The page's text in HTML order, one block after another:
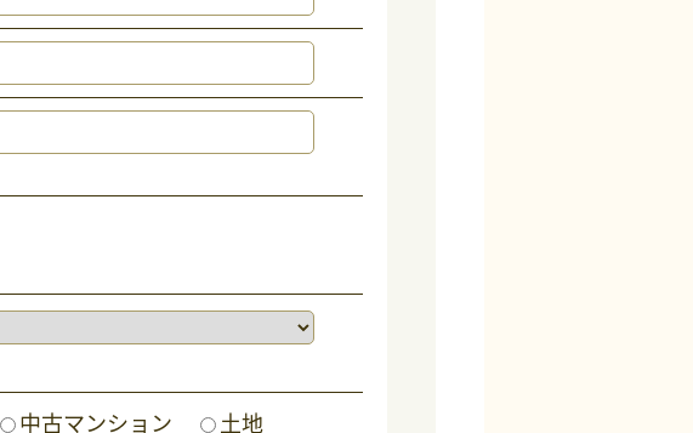
中古マンション 土地